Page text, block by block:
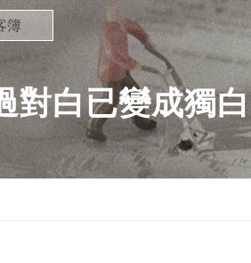
對白已變成獨白
簿